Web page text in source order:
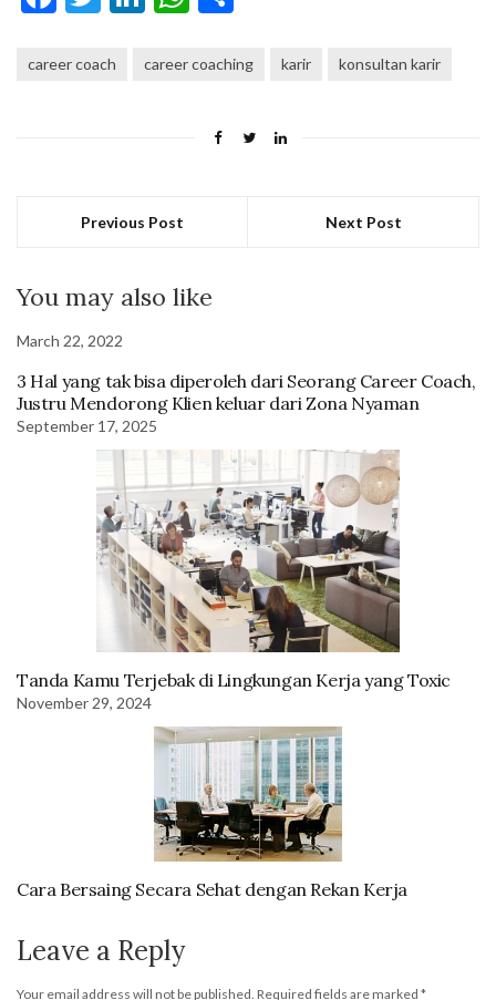
career coach career coaching karir konsultan karir
Previous Post Next Post
You may also like
March 22, 2022
3 Hal yang tak bisa diperoleh dari Seorang Career Coach,
Justru Mendorong Klien keluar dari Zona Nyaman
September 17, 2025
Tanda Kamu Terjebak di Lingkungan Kerja yang Toxic
November 29, 2024
Cara Bersaing Secara Sehat dengan Rekan Kerja
Leave a Reply
Your email address will not be published. Required fields are marked *